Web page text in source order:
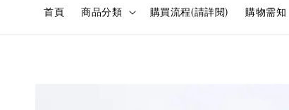
首頁 商品分類 購買流程(請詳閱) 購物需知